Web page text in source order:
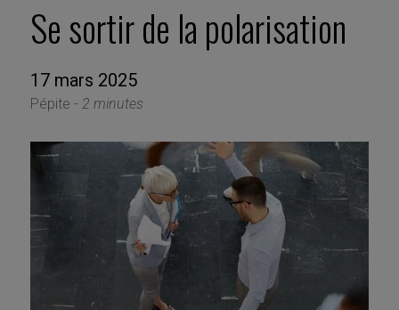
Se sortir de la polarisation
17 mars 2025
Pépite - 2 minutes